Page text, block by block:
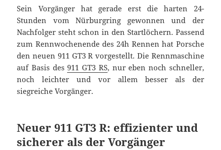
Sein Vorgänger hat gerade erst die harten 24-
Stunden vom Nürburgring gewonnen und der
Nachfolger steht schon in den Startlöchern. Passend
zum Rennwochenende des 24h Rennen hat Porsche
den neuen 911 GT3 R vorgestellt. Die Rennmaschine
auf Basis des911 GT3 RS, nur eben noch schneller,
noch leichter und vor allem besser als der
siegreiche Vorgänger.
Neuer 911 GT3 R: effizienter und
sicherer als der Vorgänger